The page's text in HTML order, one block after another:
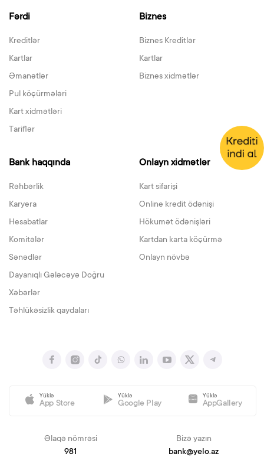
Fərdi
Kreditlər
Kartlar
Əmanətlər
Pul köçürmələri
Kart xidmətləri
Tariflər
Biznes
Biznes Kreditlər
Kartlar
Biznes xidmətlər
Bank haqqında
Rəhbərlik
Karyera
Hesabatlar
Komitələr
Sənədlər
Dayanıqlı Gələcəyə Doğru
Xəbərlər
Təhlükəsizlik qaydaları
Onlayn xidmətlər
Kart sifarişi
Online kredit ödənişi
Hökumət ödənişləri
Kartdan karta köçürmə
Onlayn növbə
Yüklə
App Store
Yüklə
Google Play
Yüklə
AppGallery
Əlaqə nömrəsi
981
Bizə yazın
bank@yelo.az